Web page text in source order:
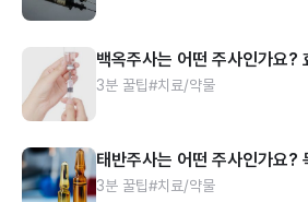
백옥주사는 어떤 주사인가요?
3분 꿀팁#치료/약물
태반주사는 어떤 주사인가요?
3분 꿀팁#치료/약물